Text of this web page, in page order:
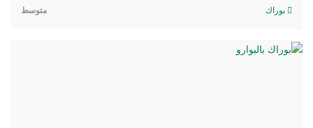
بوراك متوسط